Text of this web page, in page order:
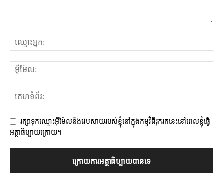
រក្សាទុកឈ្មោះអ៊ីម៉ែលនិងវេបសាយរបស់ខ្ញុំនៅក្នុងកម្មវិធីរុករកនេះនៅពេលខ្ញុំធ្វើ
អត្ថាធិប្បាយក្រោយ។